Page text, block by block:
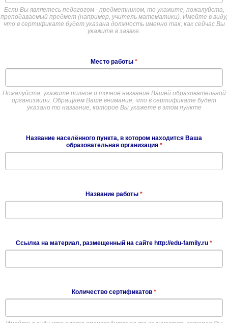
Если Вы являетесь педагогом - предметником, то укажите, пожалуйста,
преподаваемый предмет (например, учитель математики). Имейте в виду,
что в сертификате будет указана должность именно так, как сейчас Вы
укажите в заявке.
Место работы *
Пожалуйста, укажите полное и точное название Вашей образовательной
организации. Обращаем Ваше внимание, что в сертификате будет
указано то название, которое Вы укажете в этом пункте
Название населённого пункта, в котором находится Ваша
образовательная организация *
Название работы *
Ссылка на материал, размещенный на сайте http://edu-family.ru *
Количество сертификатов *